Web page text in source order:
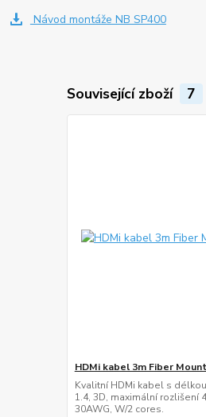
Návod montáže NB SP400
Související zboží 7
HDMi kabel 3m Fiber
Kvalitní HDMi kabel s
1.4, 3D, maximální rozlišení
30AWG, W/2 cores.